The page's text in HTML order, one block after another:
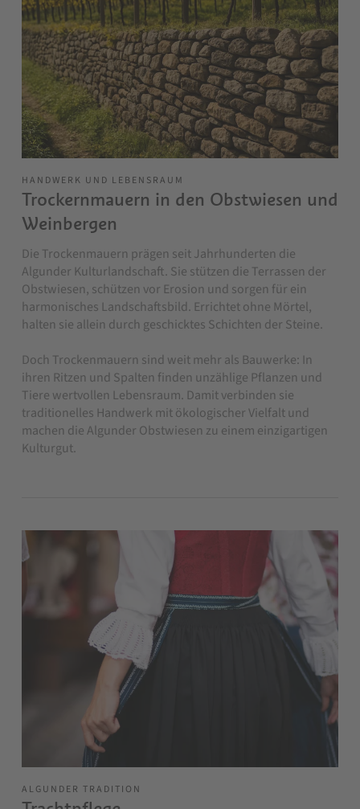
HANDWERK UND LEBENSRAUM
Trockernmauern in den Obstwiesen und
Weinbergen
Die Trockenmauern prägen seit Jahrhunderten die
Algunder Kulturlandschaft. Sie stützen die Terrassen der
Obstwiesen, schützen vor Erosion und sorgen für ein
harmonisches Landschaftsbild. Errichtet ohne Mörtel,
halten sie allein durch geschicktes Schichten der Steine.
Doch Trockenmauern sind weit mehr als Bauwerke: In
ihren Ritzen und Spalten finden unzählige Pflanzen und
Tiere wertvollen Lebensraum. Damit verbinden sie
traditionelles Handwerk mit ökologischer Vielfalt und
machen die Algunder Obstwiesen zu einem einzigartigen
Kulturgut.
ALGUNDER TRADITION